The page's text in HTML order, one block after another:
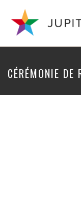
CÉRÉMONIE DE